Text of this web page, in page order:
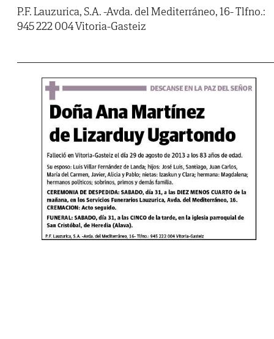
P.F. Lauzurica, S.A. -Avda. del Mediterráneo, 16- Tlfno.:
945 222 004 Vitoria-Gasteiz